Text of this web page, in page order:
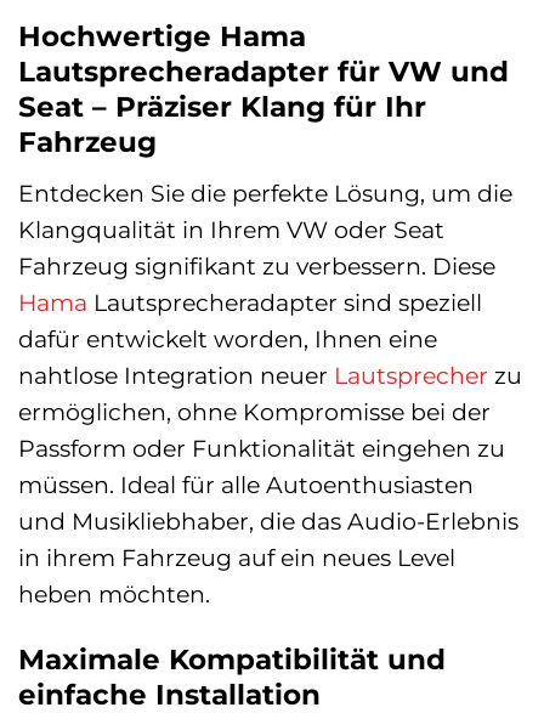
Hochwertige Hama
Lautsprecheradapter für VW und
Seat – Präziser Klang für Ihr
Fahrzeug
Entdecken Sie die perfekte Lösung, um die
Klangqualität in Ihrem VW oder Seat
Fahrzeug signifikant zu verbessern. Diese
Hama Lautsprecheradapter sind speziell
dafür entwickelt worden, Ihnen eine
nahtlose Integration neuer Lautsprecher zu
ermöglichen, ohne Kompromisse bei der
Passform oder Funktionalität eingehen zu
müssen. Ideal für alle Autoenthusiasten
und Musikliebhaber, die das Audio-Erlebnis
in ihrem Fahrzeug auf ein neues Level
heben möchten.
Maximale Kompatibilität und
einfache Installation